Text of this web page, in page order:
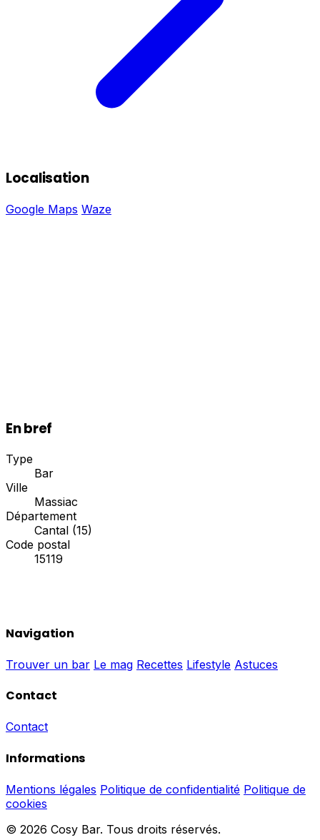
Localisation
Google Maps Waze
En bref
Type
Bar
Ville
Massiac
Département
Cantal (15)
Code postal
15119
Navigation
Trouver un bar Le mag Recettes Lifestyle Astuces
Contact
Contact
Informations
Mentions légales Politique de confidentialité Politique de
cookies
© 2026 Cosy Bar. Tous droits réservés.